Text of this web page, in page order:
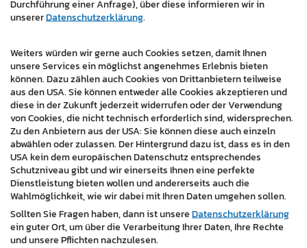
E-Mail-Marketing
E-Mail-Marketing ist ein bewährtes Instrument zur
gezielten Kundenansprache. Ob Newsletter,
Einladungen oder Umfragen: Wir kümmern uns um
Durchführung einer Anfrage), über diese informieren wir in
unsererDatenschutzerklärung.
Weiters würden wir gerne auch Cookies setzen, damit Ihnen
unsere Services ein möglichst angenehmes Erlebnis bieten
können. Dazu zählen auch Cookies von Drittanbietern teilweise
aus den USA. Sie können entweder alle Cookies akzeptieren und
diese in der Zukunft jederzeit widerrufen oder der Verwendung
von Cookies, die nicht technisch erforderlich sind, widersprechen.
Zu den Anbietern aus der USA: Sie können diese auch einzeln
abwählen oder zulassen. Der Hintergrund dazu ist, dass es in den
USA kein dem europäischen Datenschutz entsprechendes
Schutzniveau gibt und wir einerseits Ihnen eine perfekte
Dienstleistung bieten wollen und andererseits auch die
Wahlmöglichkeit, wie wir dabei mit Ihren Daten umgehen sollen.
Sollten Sie Fragen haben, dann ist unsereDatenschutzerklärung
ein guter Ort, um über die Verarbeitung Ihrer Daten, Ihre Rechte
und unsere Pflichten nachzulesen.